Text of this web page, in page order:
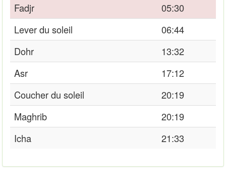
Fadjr
05:30
Lever du soleil
06:44
Dohr
13:32
Asr
17:12
Coucher du soleil
20:19
Maghrib
20:19
Icha
21:33